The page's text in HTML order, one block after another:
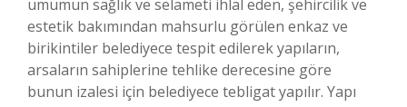
umumun sağlık ve selameti ihlal eden, şehircilik ve
estetik bakımından mahsurlu görülen enkaz ve
birikintiler belediyece tespit edilerek yapıların,
arsaların sahiplerine tehlike derecesine göre
bunun izalesi için belediyece tebligat yapılır. Yapı